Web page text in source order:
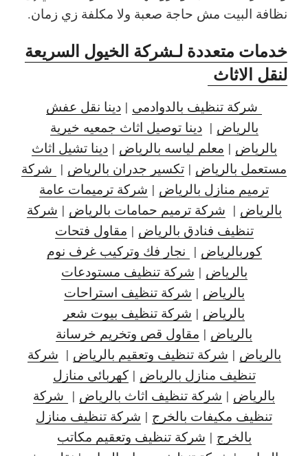
نظافة البيت مش حاجة صعبة ولا مكلفة زي زمان.
خدمات متعددة لـشركة الخيول السريعة
لنقل الاثاث
شركة تنظيف بالدوادمي | دينا نقل عفش
بالرياض |دينا توصيل اثاث جمعيه خيرية
بالرياض | معلم لياسه بالرياض |دينا تشيل اثاث
مستعمل بالرياض | تكسير جدران بالرياض | شركة
ترميم منازل بالرياض | شركة ترميمات عامة
بالرياض | شركة ترميم حمامات بالرياض | شركة
تنظيف فنادق بالرياض | مقاول فتحات
كوربالرياض | نجار فك وتركيب غرف نوم
بالرياض | شركة تنظيف مستودعات
بالرياض | شركة تنظيف استراحات
بالرياض | شركة تنظيف بيوت شعر
بالرياض | مقاول قص وتخريم خرسانة
بالرياض | شركة تنظيف وتعقيم بالرياض | شركة
تنظيف منازل بالرياض |كهربائي منازل
بالرياض | شركة تنظيف اثاث بالرياض | شركة
تنظيف مكيفات بالخرج | شركة تنظيف منازل
بالخرج | شركة تنظيف وتعقيم مكاتب